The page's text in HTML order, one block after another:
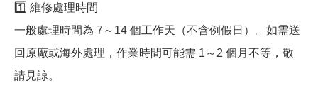
1️⃣ 維修處理時間
一般處理時間為 7～14 個工作天（不含例假日）。如需送
回原廠或海外處理，作業時間可能需 1～2 個月不等，敬
請見諒。